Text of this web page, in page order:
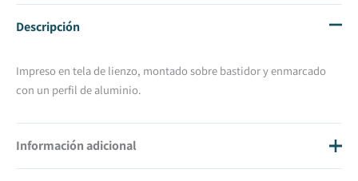
Descripción
Impreso en tela de lienzo, montado sobre bastidor y enmarcado
con un perfil de aluminio.
Información adicional